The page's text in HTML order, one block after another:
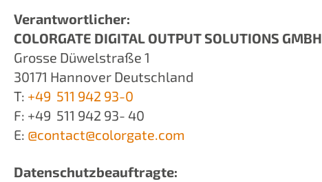
Verantwortlicher:
COLORGATE DIGITAL OUTPUT SOLUTIONS GMBH
Grosse Düwelstraße 1
30171 Hannover Deutschland
T: +49 511 942 93-0
F: +49 511 942 93- 40
E: @contact@colorgate.com
Datenschutzbeauftragte: